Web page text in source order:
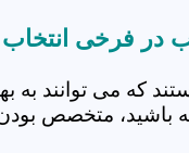
در فرخی انتخاب
که می توانند
باشید، متخصص